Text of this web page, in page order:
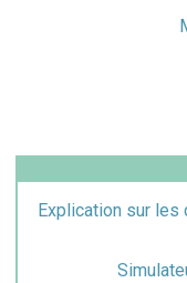
Explication sur